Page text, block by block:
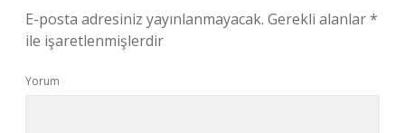
E-posta adresiniz yayınlanmayacak. Gerekli alanlar*
ile işaretlenmişlerdir
Yorum